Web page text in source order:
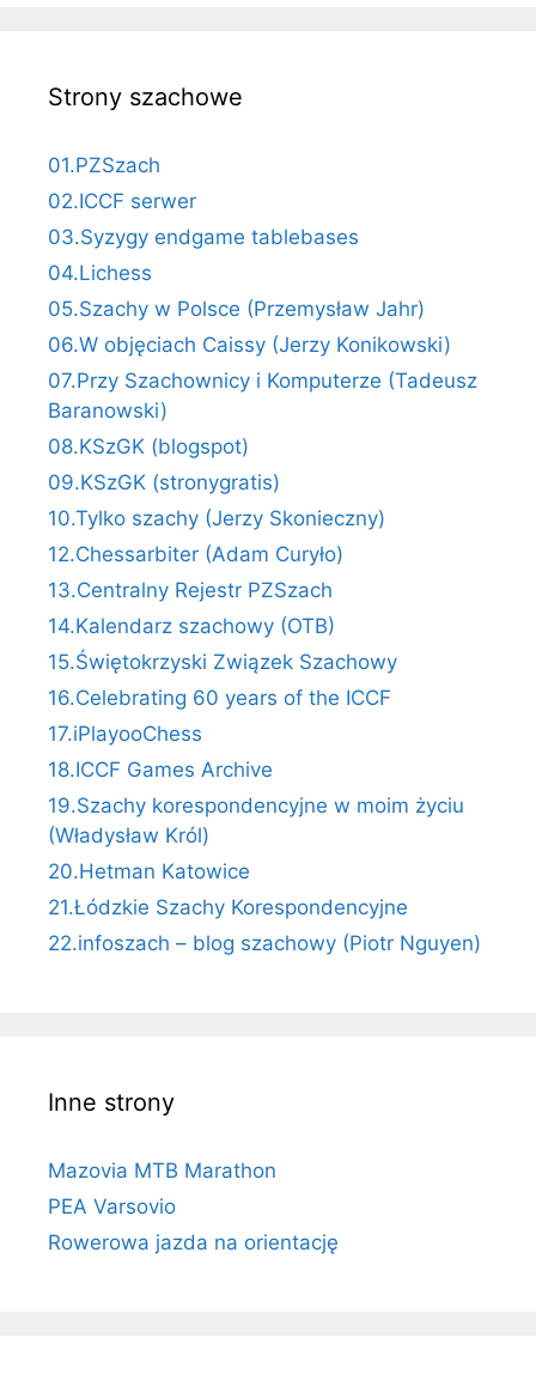
Strony szachowe
01.PZSzach
02.ICCF serwer
03.Syzygy endgame tablebases
04.Lichess
05.Szachy w Polsce (Przemysław Jahr)
06.W objęciach Caissy (Jerzy Konikowski)
07.Przy Szachownicy i Komputerze (Tadeusz
Baranowski)
08.KSzGK (blogspot)
09.KSzGK (stronygratis)
10.Tylko szachy (Jerzy Skonieczny)
12.Chessarbiter (Adam Curyło)
13.Centralny Rejestr PZSzach
14.Kalendarz szachowy (OTB)
15.Świętokrzyski Związek Szachowy
16.Celebrating 60 years of the ICCF
17.iPlayooChess
18.ICCF Games Archive
19.Szachy korespondencyjne w moim życiu
(Władysław Król)
20.Hetman Katowice
21.Łódzkie Szachy Korespondencyjne
22.infoszach – blog szachowy (Piotr Nguyen)
Inne strony
Mazovia MTB Marathon
PEA Varsovio
Rowerowa jazda na orientację